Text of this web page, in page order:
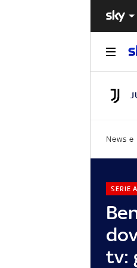
News
tv:
SERIE A